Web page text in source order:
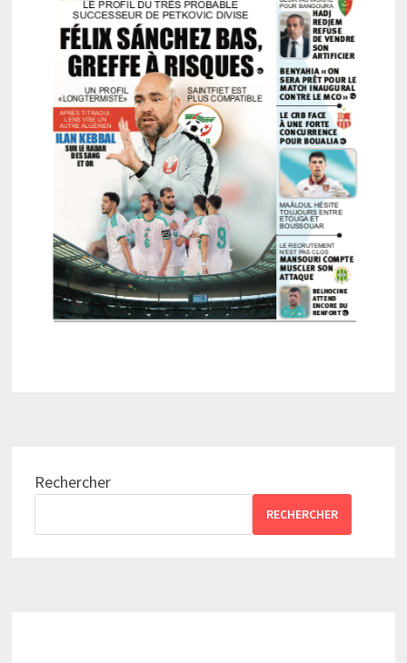
Rechercher
RECHERCHER